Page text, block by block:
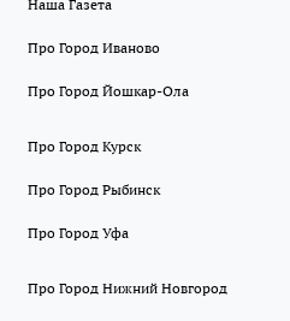
Наша Газета
Про Город Иваново
Про Город Йошкар-Ола
Про Город Курск
Про Город Рыбинск
Про Город Уфа
Про Город Нижний Новгород